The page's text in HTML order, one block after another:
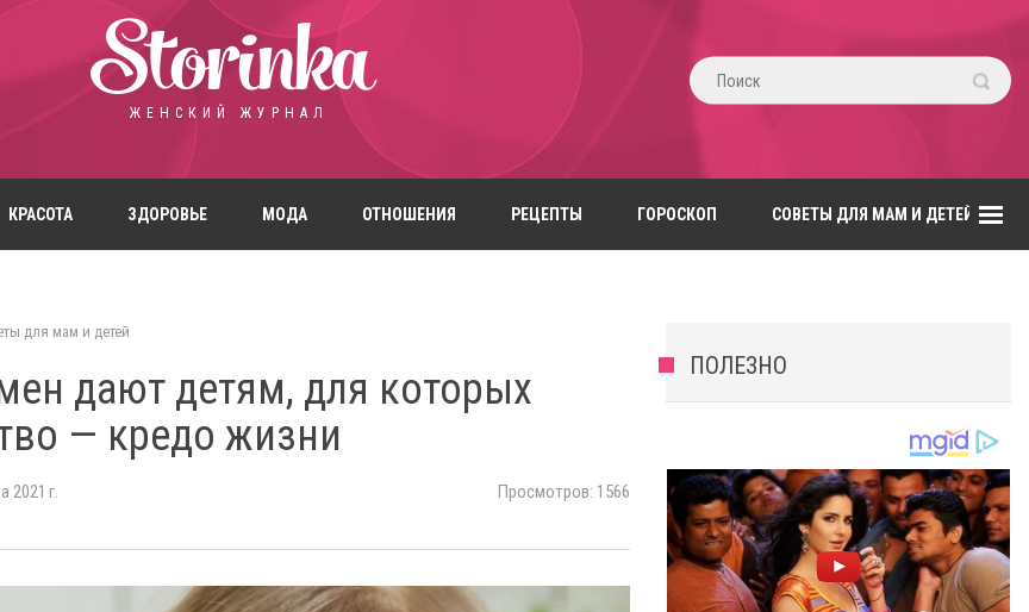
Storinka
ЖЕНСКИЙ ЖУРНАЛ
КРАСОТА ЗДОРОВЬЕ МОДА ОТНОШЕНИЯ РЕЦЕПТЫ ГОРОСКОП СОВЕТЫ ДЛЯ МАМ И ДЕТЕЙ
для мам и детей
дают детям, для которых
— кредо жизни
2021 г. Просмотров: 1566
ПОЛЕЗНО